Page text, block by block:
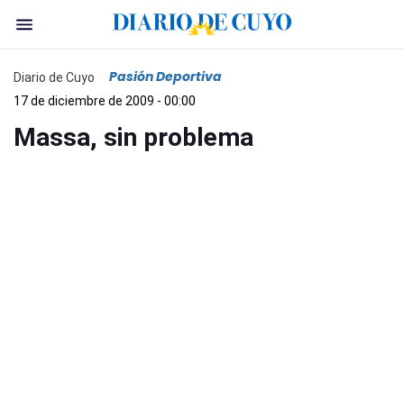
Diario de Cuyo Pasión Deportiva
17 de diciembre de 2009 - 00:00
Massa, sin problema